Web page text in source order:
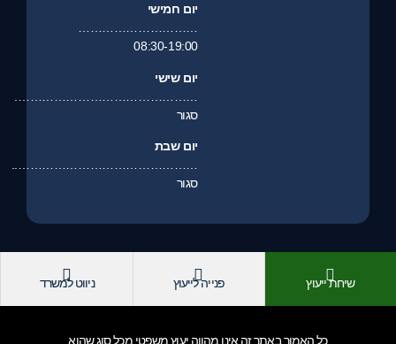
יום חמישי
…………………………
08:30-19:00
יום שישי
סגור
יום שבת
………………………………………..
סגור
שיחת ייעוץ פנייה לייעוץ ניווט למשרד
כל האמור באתר זה אינו מהווה יעוץ משפטי מכל סוג שהוא